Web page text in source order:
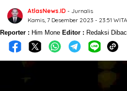
AtlasNews.ID - Jurnalis
Kamis, 7 Desember 2023 - 23:51 WITA
Reporter : Him Mone Editor : Redaksi